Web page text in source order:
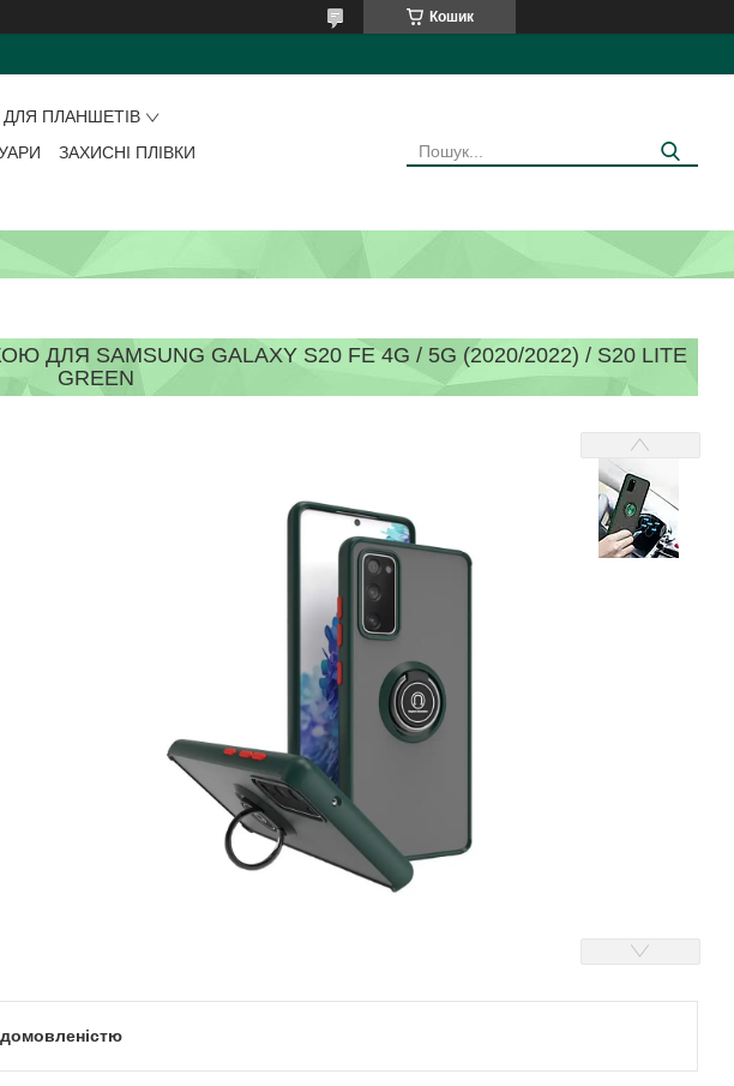
Кошик
ПЛАНШЕТІВ
ЗАХИСНІ ПЛІВКИ
ДЛЯ SAMSUNG GALAXY S20 FE 4G / 5G (2020/2022) / S20 LITE
GREEN